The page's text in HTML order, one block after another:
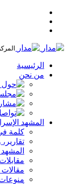
الرئيسية
من نحن
المشهد
كلمة
مقابلات